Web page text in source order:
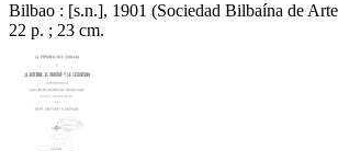
Bilbao : [s.n.], 1901 (Sociedad Bilbaína de
22 p. ; 23 cm.